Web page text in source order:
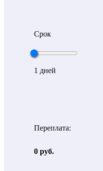
Срок
1 дней
Переплата:
0 руб.